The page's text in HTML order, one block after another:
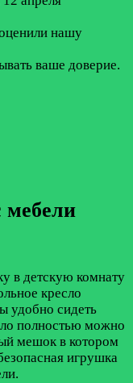
нашу
ваше доверие.
мебели
в детскую комнату
кресло
удобно сидеть
полностью можно
мешок в котором
игрушка